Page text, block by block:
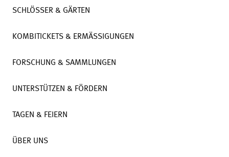
SCHLÖSSER & GÄRTEN
KOMBITICKETS & ERMÄSSIGUNGEN
FORSCHUNG & SAMMLUNGEN
UNTERSTÜTZEN & FÖRDERN
TAGEN & FEIERN
ÜBER UNS